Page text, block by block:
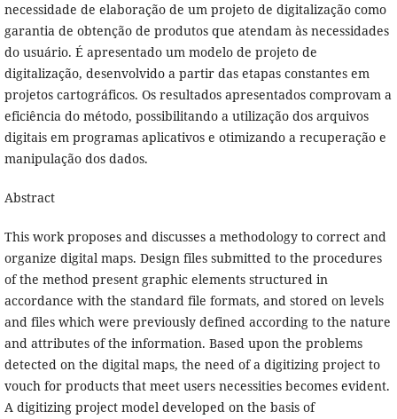
necessidade de elaboração de um projeto de digitalização como
garantia de obtenção de produtos que atendam às necessidades
do usuário. É apresentado um modelo de projeto de
digitalização, desenvolvido a partir das etapas constantes em
projetos cartográficos. Os resultados apresentados comprovam a
eficiência do método, possibilitando a utilização dos arquivos
digitais em programas aplicativos e otimizando a recuperação e
manipulação dos dados.
Abstract
This work proposes and discusses a methodology to correct and
organize digital maps. Design files submitted to the procedures
of the method present graphic elements structured in
accordance with the standard file formats, and stored on levels
and files which were previously defined according to the nature
and attributes of the information. Based upon the problems
detected on the digital maps, the need of a digitizing project to
vouch for products that meet users necessities becomes evident.
A digitizing project model developed on the basis of